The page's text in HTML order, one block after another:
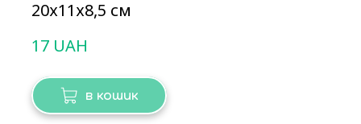
20х11х8,5 см
17 UAH
в кошик